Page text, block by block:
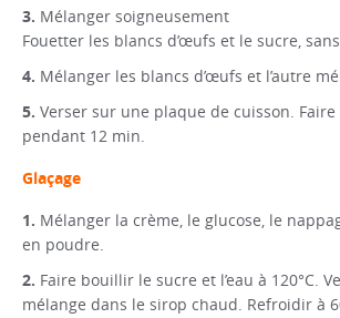
Mélanger soigneusement
Fouetter les blancs d’œufs et le sucre,
Mélanger les blancs d’œufs et l’autre
Verser sur une plaque de cuisson. Faire
pendant 12 min.
Glaçage
Mélanger la crème, le glucose, le
en poudre.
Faire bouillir le sucre et l’eau à 120°C.
mélange dans le sirop chaud. Refroidir à